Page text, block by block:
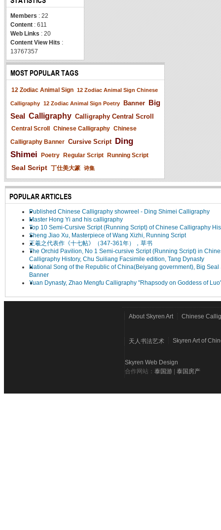
Members : 22
Content : 611
Web Links : 20
Content View Hits :
13767357
MOST POPULAR TAGS
12 Zodiac Animal Sign 12 Zodiac Animal Sign Chinese
Calligraphy 12 Zodiac Animal Sign Poetry Banner Big
Seal Calligraphy Calligraphy Central Scroll
Central Scroll Chinese Calligraphy Chinese
Calligraphy Banner Cursive Script Ding
Shimei
Poetry Regular Script Running Script
Seal Script 丁仕美大篆 诗集
POPULAR ARTICLES
Published Chinese Calligraphy showreel - Ding Shimei Calligraphy
Master Hong Yi and his calligraphy
Top 10 Semi-Cursive Script (Running Script) of Chinese Calligraphy
Sheng Jiao Xu, Masterpiece of Wang Xizhi, Running Script
王羲之代表作《十七帖》（347-361年），草书
The Orchid Pavilion, No 1 Semi-cursive Script (Running Script) in
Calligraphy History, Chu Suiliang Facsimile edition, Tang Dynasty
National Song of the Republic of China(Beiyang government), Big Seal
Banner
Yuan Dynasty, Zhao Mengfu Calligraphy "Rhapsody on Goddess of
About Skyren Art Chinese
天人书法艺术 Skyren Art of
Skyren Web Design
合作网站： 泰国游 泰国房产